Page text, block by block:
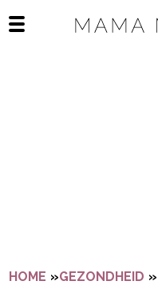
Open het mobiele menu
HOME »GEZONDHEID »